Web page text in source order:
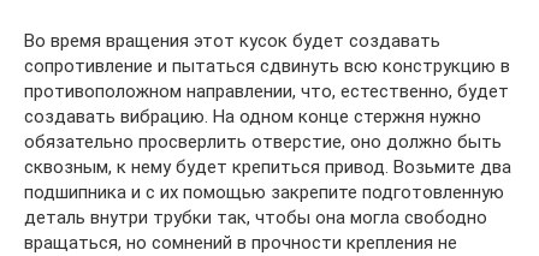
Во время вращения этот кусок будет создавать
сопротивление и пытаться сдвинуть всю конструкцию в
противоположном направлении, что, естественно, будет
создавать вибрацию. На одном конце стержня нужно
обязательно просверлить отверстие, оно должно быть
сквозным, к нему будет крепиться привод. Возьмите два
подшипника и с их помощью закрепите подготовленную
деталь внутри трубки так, чтобы она могла свободно
вращаться, но сомнений в прочности крепления не